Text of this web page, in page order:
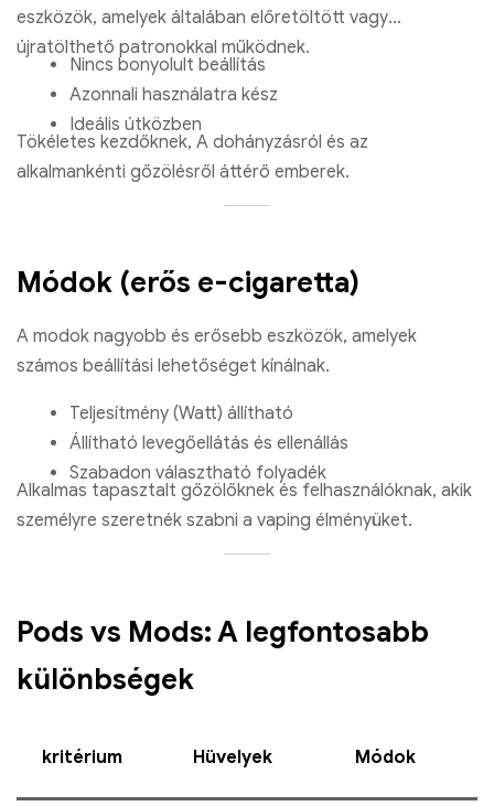
Bang King 50000 Puffs eper görögdinnye és kiwi
gyümölcs guava ízek
€8.67
Válasszon opciókat
eszközök, amelyek általában előretöltött vagy
újratölthető patronokkal működnek.
Nincs bonyolult beállítás
Azonnali használatra kész
Ideális útközben
Tökéletes kezdőknek, A dohányzásról és az
alkalmankénti gőzölésről áttérő emberek.
Módok (erős e-cigaretta)
A modok nagyobb és erősebb eszközök, amelyek
számos beállítási lehetőséget kínálnak.
Teljesítmény (Watt) állítható
Állítható levegőellátás és ellenállás
Szabadon választható folyadék
Alkalmas tapasztalt gőzölőknek és felhasználóknak, akik
személyre szeretnék szabni a vaping élményüket.
Pods vs Mods: A legfontosabb
különbségek
kritérium Hüvelyek Módok